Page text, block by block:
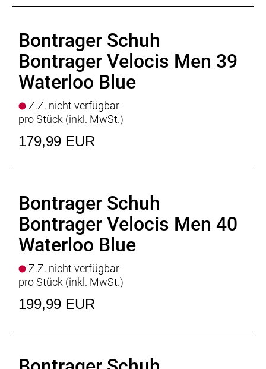
Bontrager Schuh
Bontrager Velocis Men 39
Waterloo Blue
Z.Z. nicht verfügbar
pro Stück (inkl. MwSt.)
179,99 EUR
Bontrager Schuh
Bontrager Velocis Men 40
Waterloo Blue
Z.Z. nicht verfügbar
pro Stück (inkl. MwSt.)
199,99 EUR